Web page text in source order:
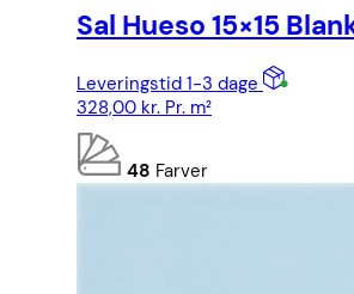
Sal Hueso 15×15
Leveringstid 1-3 dage
328,00 kr. Pr. m²
48 Farver